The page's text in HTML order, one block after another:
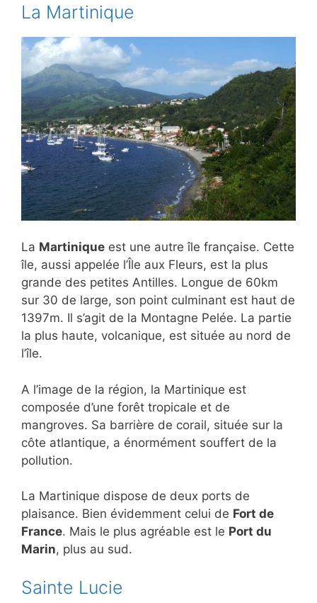
La Martinique
La Martinique est une autre île française. Cette
île, aussi appelée l’Île aux Fleurs, est la plus
grande des petites Antilles. Longue de 60km
sur 30 de large, son point culminant est haut de
1397m. Il s’agit de la Montagne Pelée. La partie
la plus haute, volcanique, est située au nord de
l’île.
A l’image de la région, la Martinique est
composée d’une forêt tropicale et de
mangroves. Sa barrière de corail, située sur la
côte atlantique, a énormément souffert de la
pollution.
La Martinique dispose de deux ports de
plaisance. Bien évidemment celui de Fort de
France. Mais le plus agréable est le Port du
Marin, plus au sud.
Sainte Lucie